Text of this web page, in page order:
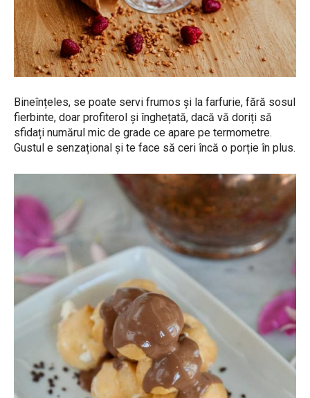
Bineînțeles, se poate servi frumos și la farfurie, fără sosul
fierbinte, doar profiterol și înghețată, dacă vă doriți să
sfidați numărul mic de grade ce apare pe termometre.
Gustul e senzațional și te face să ceri încă o porție în plus.